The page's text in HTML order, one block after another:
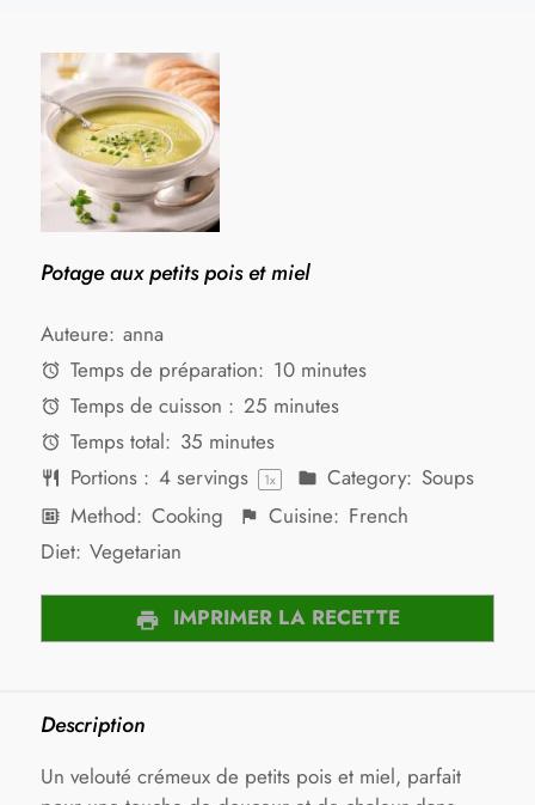
Potage aux petits pois et miel
Auteure: anna
Temps de préparation: 10 minutes
Temps de cuisson : 25 minutes
Temps total: 35 minutes
Portions : 4servings 1x Category: Soups
Method: Cooking Cuisine: French
Diet: Vegetarian
IMPRIMER LA RECETTE
Description
Un velouté crémeux de petits pois et miel, parfait